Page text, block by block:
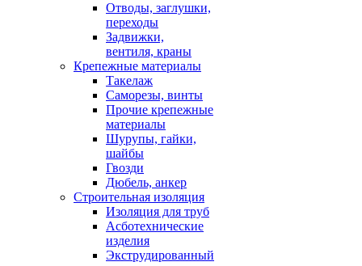
Отводы, заглушки,
переходы
Задвижки,
вентиля, краны
Крепежные материалы
Такелаж
Саморезы, винты
Прочие крепежные
материалы
Шурупы, гайки,
шайбы
Гвозди
Дюбель, анкер
Строительная изоляция
Изоляция для труб
Асботехнические
изделия
Экструдированный